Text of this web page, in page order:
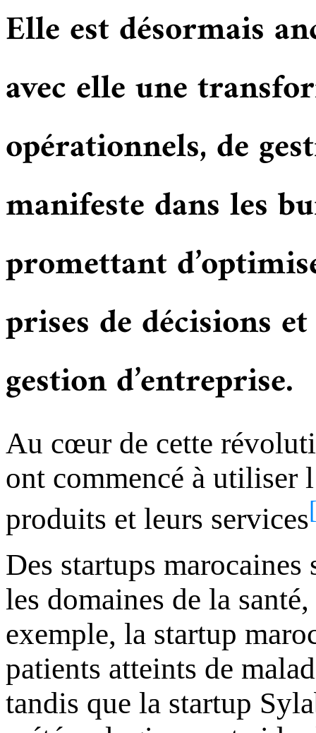
Elle est désormais
avec elle une
opérationnels, de
manifeste dans les
promettant
prises de décisions
gestion d’entreprise.
Au cœur de cette
ont commencé à utiliser
produits et leurs services
Des startups
les domaines de la
exemple, la startup
patients atteints de
tandis que la startup